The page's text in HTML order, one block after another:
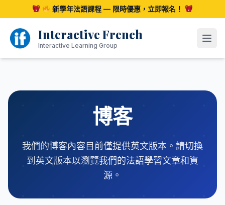
至
新學年法語課程 — 限時優惠，立即報名！
Interactive French
Interactive Learning Group 開啟
博客
我們的博客內容目前僅提供英文版本。請切換
到英文版本以瀏覽我們的法語學習文章和資
源。